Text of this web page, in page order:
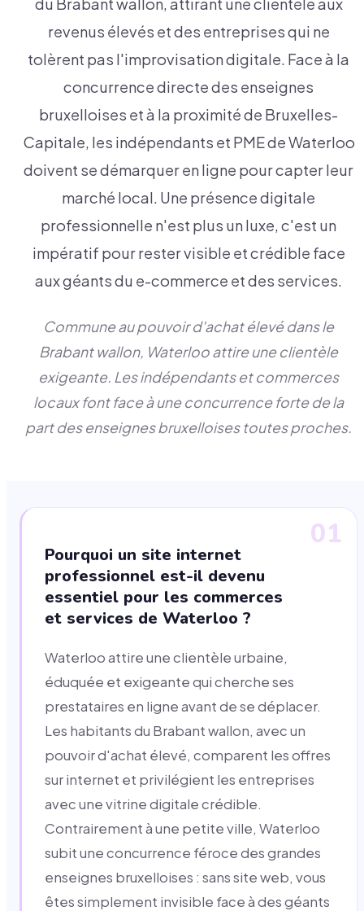
du Brabant wallon, attirant une clientèle aux
revenus élevés et des entreprises qui ne
tolèrent pas l'improvisation digitale. Face à la
concurrence directe des enseignes
bruxelloises et à la proximité de Bruxelles-
Capitale, les indépendants et PME de Waterloo
doivent se démarquer en ligne pour capter leur
marché local. Une présence digitale
professionnelle n'est plus un luxe, c'est un
impératif pour rester visible et crédible face
aux géants du e-commerce et des services.
Commune au pouvoir d'achat élevé dans le
Brabant wallon, Waterloo attire une clientèle
exigeante. Les indépendants et commerces
locaux font face à une concurrence forte de la
part des enseignes bruxelloises toutes proches.
01
Pourquoi un site internet
professionnel est-il devenu
essentiel pour les commerces
et services de Waterloo ?
Waterloo attire une clientèle urbaine,
éduquée et exigeante qui cherche ses
prestataires en ligne avant de se déplacer.
Les habitants du Brabant wallon, avec un
pouvoir d'achat élevé, comparent les offres
sur internet et privilégient les entreprises
avec une vitrine digitale crédible.
Contrairement à une petite ville, Waterloo
subit une concurrence féroce des grandes
enseignes bruxelloises : sans site web, vous
êtes simplement invisible face à des géants